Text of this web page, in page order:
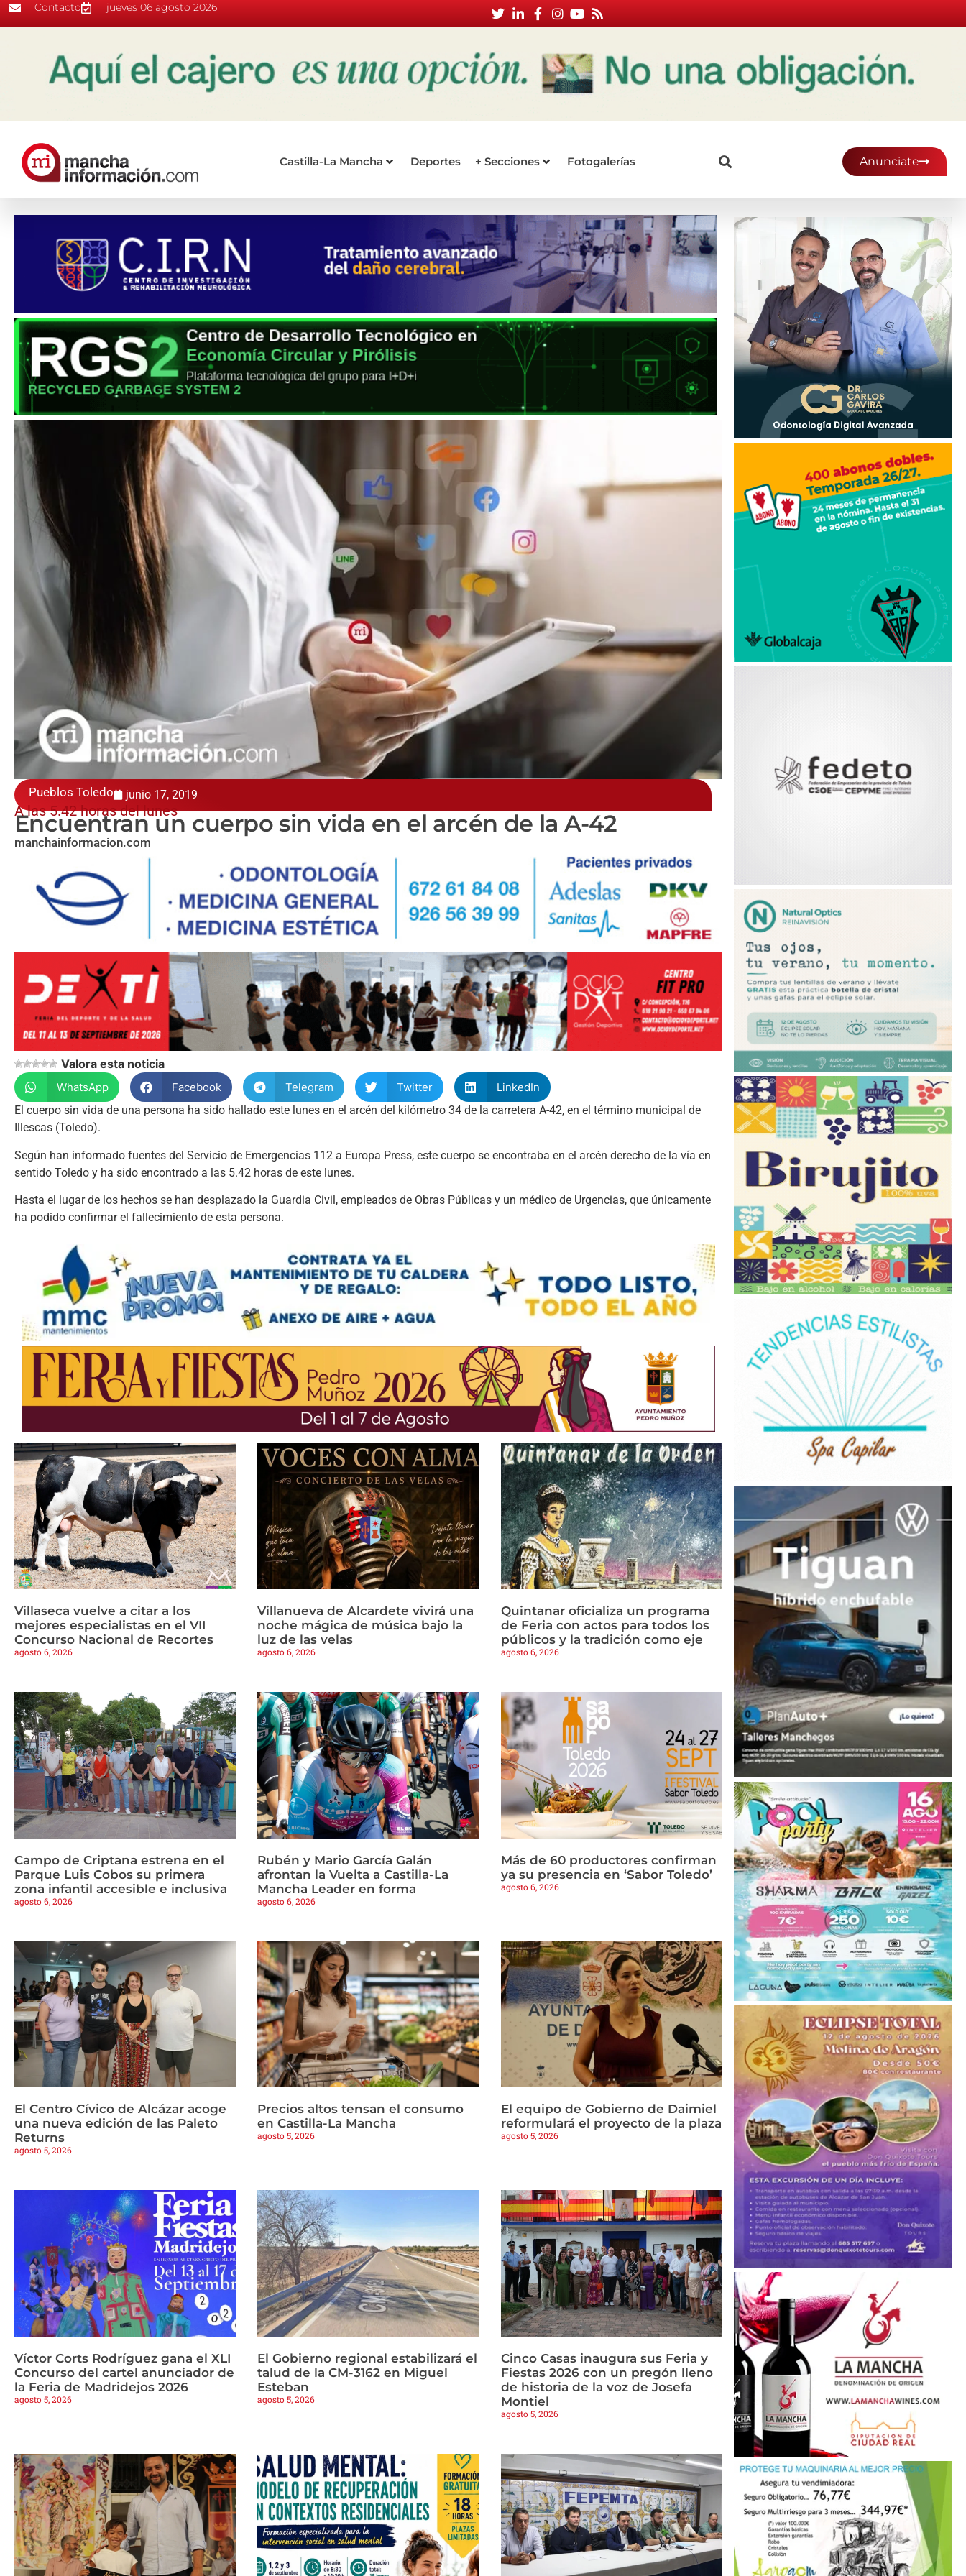
Contacto jueves 06 agosto 2026
Castilla-La Mancha Deportes + Secciones Fotogalerías Anunciate
Pueblos Toledo junio 17, 2019
A las 5.42 horas del lunes
Encuentran un cuerpo sin vida en el arcén de la A-42
manchainformacion.com
Valora esta noticia
WhatsApp Facebook Telegram Twitter
LinkedIn
El cuerpo sin vida de una persona ha sido hallado este lunes en el arcén del kilómetro 34 de la carretera A-42, en el término municipal de
Illescas (Toledo).
Según han informado fuentes del Servicio de Emergencias 112 a Europa Press, este cuerpo se encontraba en el arcén derecho de la vía en
sentido Toledo y ha sido encontrado a las 5.42 horas de este lunes.
Hasta el lugar de los hechos se han desplazado la Guardia Civil, empleados de Obras Públicas y un médico de Urgencias, que únicamente
ha podido confirmar el fallecimiento de esta persona.
Villaseca vuelve a citar a los
mejores especialistas en el VII
Concurso Nacional de Recortes
agosto 6, 2026
Villanueva de Alcardete vivirá una
noche mágica de música bajo la
luz de las velas
agosto 6, 2026
Quintanar oficializa un programa
de Feria con actos para todos los
públicos y la tradición como eje
agosto 6, 2026
Campo de Criptana estrena en el
Parque Luis Cobos su primera
zona infantil accesible e inclusiva
agosto 6, 2026
Rubén y Mario García Galán
afrontan la Vuelta a Castilla-La
Mancha Leader en forma
agosto 6, 2026
Más de 60 productores confirman
ya su presencia en ‘Sabor Toledo’
agosto 6, 2026
El Centro Cívico de Alcázar acoge
una nueva edición de las Paleto
Returns
agosto 5, 2026
Precios altos tensan el consumo
en Castilla-La Mancha
agosto 5, 2026
El equipo de Gobierno de Daimiel
reformulará el proyecto de la plaza
agosto 5, 2026
Víctor Corts Rodríguez gana el XLI
Concurso del cartel anunciador de
la Feria de Madridejos 2026
agosto 5, 2026
El Gobierno regional estabilizará el
talud de la CM-3162 en Miguel
Esteban
agosto 5, 2026
Cinco Casas inaugura sus Feria y
Fiestas 2026 con un pregón lleno
de historia de la voz de Josefa
Montiel
agosto 5, 2026